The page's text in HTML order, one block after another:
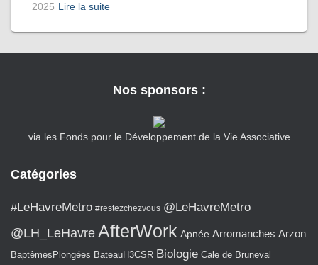
2025 Lire la suite
Nos sponsors :
via les Fonds pour le Développement de la Vie Associative
Catégories
#LeHavreMetro #restezchezvous @LeHavreMetro
@LH_LeHavre AfterWork Apnée Arromanches Arzon
BaptêmesPlongées BateauH3CSR Biologie Cale de Bruneval